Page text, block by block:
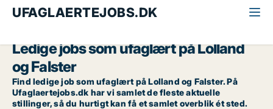
UFAGLAERTEJOBS.DK
Ledige jobs som ufaglært på Lolland
og Falster
Find ledige job som ufaglært på Lolland og Falster. På
Ufaglaertejobs.dk har vi samlet de fleste aktuelle
stillinger, så du hurtigt kan få et samlet overblik ét sted.